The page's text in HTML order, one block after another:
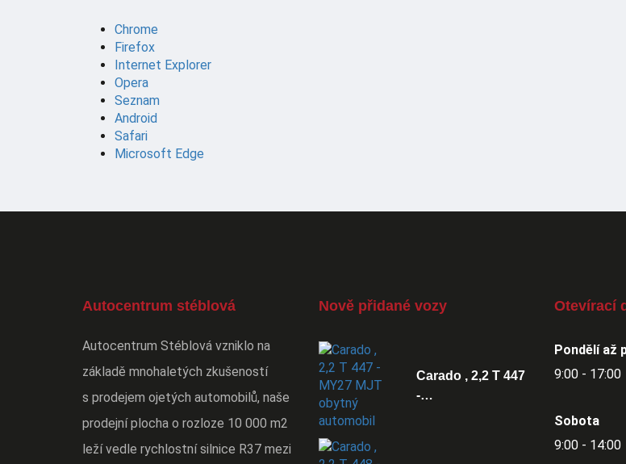
Chrome
Firefox
Internet Explorer
Opera
Seznam
Android
Safari
Microsoft Edge
Autocentrum stéblová
Autocentrum Stéblová vzniklo na
základě mnohaletých zkušeností
s prodejem ojetých automobilů, naše
prodejní plocha o rozloze 10 000 m2
leží vedle rychlostní silnice R37 mezi
Nově přidané vozy
Carado , 2,2 T 447
-…
Otevírací
Pondělí až
9:00 - 17:00
Sobota
9:00 - 14:00